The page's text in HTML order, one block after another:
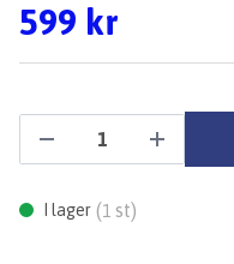
599 kr
I lager (1 st)